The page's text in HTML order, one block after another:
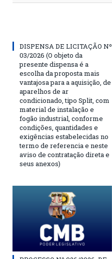
DISPENSA DE LICITAÇÃO Nº
03/2026 (O objeto da
presente dispensa é a
escolha da proposta mais
vantajosa para a aquisição, de
aparelhos de ar
condicionado, tipo Split, com
material de instalação e
fogão industrial, conforme
condições, quantidades e
exigências estabelecidas no
termo de referencia e neste
aviso de contratação direta e
seus anexos)